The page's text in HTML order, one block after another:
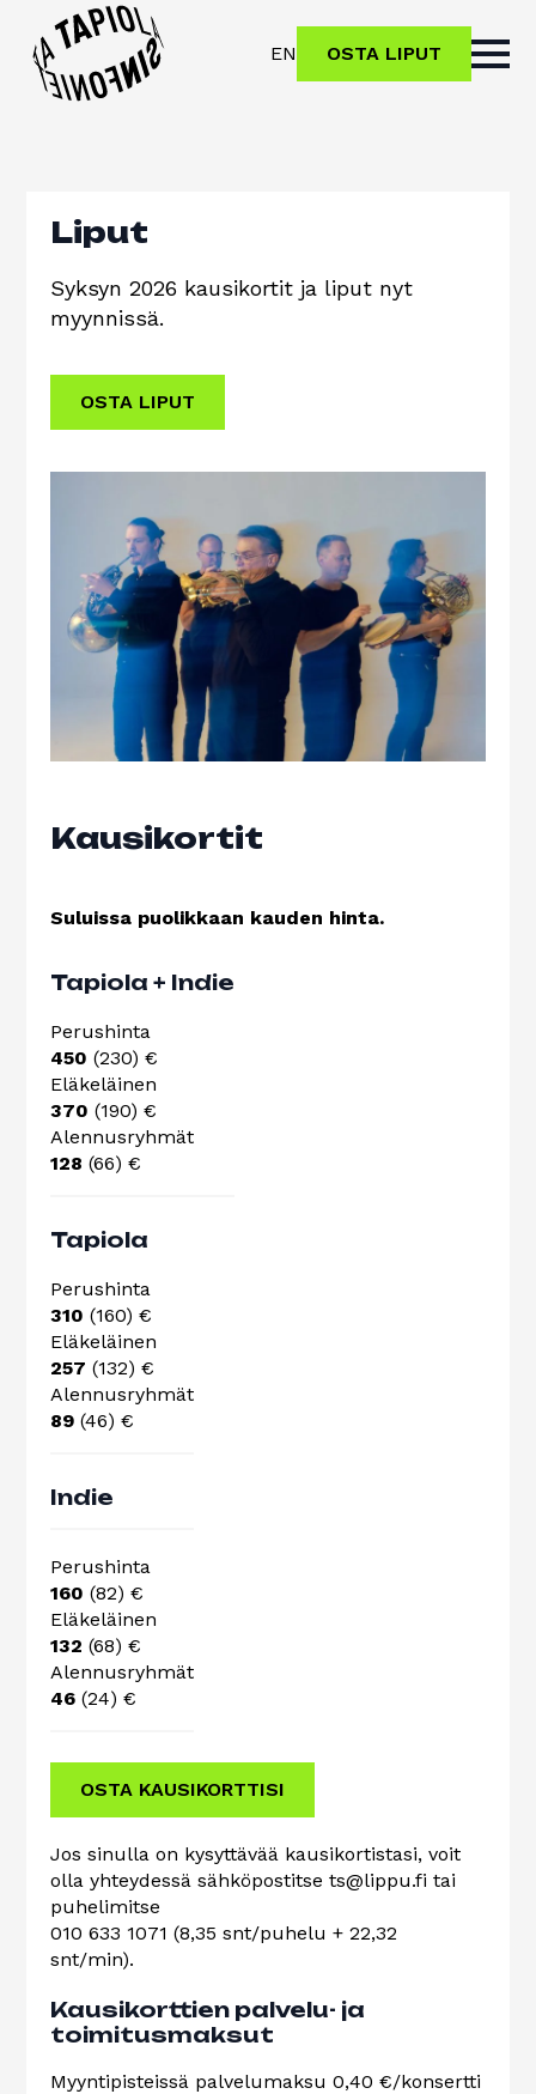
EN OSTA LIPUT
Liput
Syksyn 2026 kausikortit ja liput nyt
myynnissä.
OSTA LIPUT
Kausikortit
Suluissa puolikkaan kauden hinta.
Tapiola + Indie
Perushinta
450 (230) €
Eläkeläinen
370 (190) €
Alennusryhmät
128 (66) €
Tapiola
Perushinta
310 (160) €
Eläkeläinen
257 (132) €
Alennusryhmät
89 (46) €
Indie
Perushinta
160 (82) €
Eläkeläinen
132 (68) €
Alennusryhmät
46 (24) €
OSTA KAUSIKORTTISI
Jos sinulla on kysyttävää kausikortistasi, voit
olla yhteydessä sähköpostitse ts@lippu.fi tai
puhelimitse
010 633 1071 (8,35 snt/puhelu + 22,32
snt/min).
Kausikorttien palvelu- ja
toimitusmaksut
Myyntipisteissä palvelumaksu 0,40 €/konsertti